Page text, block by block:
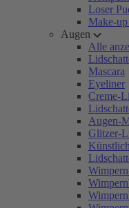
Loser
Make-up
Augen
Alle
Mascara
Eyeliner
Creme-
Augen-
Glitzer-